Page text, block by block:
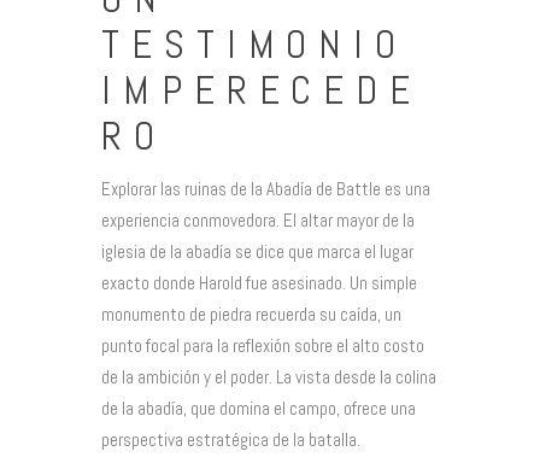
TESTIMONIO
IMPERECEDE
RO
Explorar las ruinas de la Abadía de Battle es una
experiencia conmovedora. El altar mayor de la
iglesia de la abadía se dice que marca el lugar
exacto donde Harold fue asesinado. Un simple
monumento de piedra recuerda su caída, un
punto focal para la reflexión sobre el alto costo
de la ambición y el poder. La vista desde la colina
de la abadía, que domina el campo, ofrece una
perspectiva estratégica de la batalla.